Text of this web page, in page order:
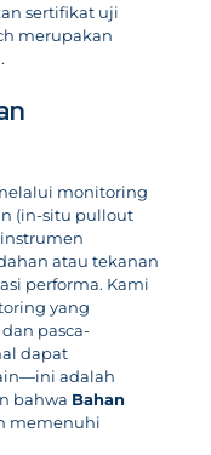
sertifikat uji
merupakan
monitoring
(in-situ pullout
atau tekanan
performa. Kami
yang
pasca-
dapat
adalah
bahwa Bahan
memenuhi